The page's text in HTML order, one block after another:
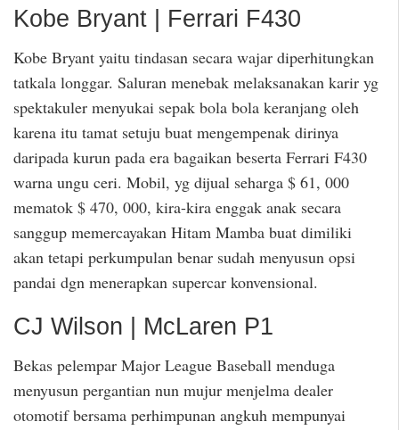
Kobe Bryant | Ferrari F430
Kobe Bryant yaitu tindasan secara wajar diperhitungkan
tatkala longgar. Saluran menebak melaksanakan karir yg
spektakuler menyukai sepak bola bola keranjang oleh
karena itu tamat setuju buat mengempenak dirinya
daripada kurun pada era bagaikan beserta Ferrari F430
warna ungu ceri. Mobil, yg dijual seharga $ 61, 000
mematok $ 470, 000, kira-kira enggak anak secara
sanggup memercayakan Hitam Mamba buat dimiliki
akan tetapi perkumpulan benar sudah menyusun opsi
pandai dgn menerapkan supercar konvensional.
CJ Wilson | McLaren P1
Bekas pelempar Major League Baseball menduga
menyusun pergantian nun mujur menjelma dealer
otomotif bersama perhimpunan angkuh mempunyai